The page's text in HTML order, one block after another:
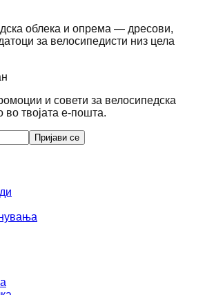
облека и опрема — дресови,
за велосипедисти низ цела
и совети за велосипедска
твојата е-пошта.
Пријави се